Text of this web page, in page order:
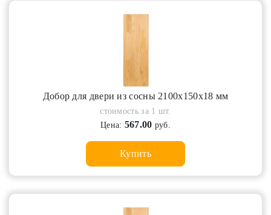
Добор для двери из сосны 2100х150х18 мм
стоимость за 1 шт.
Цена: 567.00 руб.
Купить